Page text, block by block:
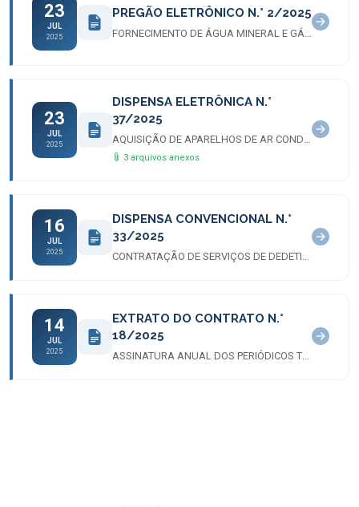
23
JUL
2025
PREGÃO ELETRÔNICO N.° 2/2025
23
JUL
2025
DISPENSA ELETRÔNICA N.°
37/2025
AQUISIÇÃO DE APARELHOS DE AR CONDICIONADO
3 arquivos anexos
16
JUL
2025
DISPENSA CONVENCIONAL N.°
33/2025
CONTRATAÇÃO DE SERVIÇOS DE DEDETIZAÇÃO
14
JUL
2025
EXTRATO DO CONTRATO N.°
18/2025
ASSINATURA ANUAL DOS PERIÓDICOS TÉCNICOS E ESPECIALIZADOS